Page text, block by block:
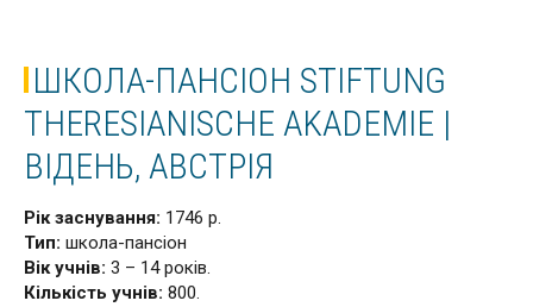
ШКОЛА-ПАНСІОН STIFTUNG
THERESIANISCHE AKADEMIE |
ВІДЕНЬ, АВСТРІЯ
Рік заснування: 1746 р.
Тип: школа-пансіон
Вік учнів: 3 – 14 років.
Кількість учнів: 800.